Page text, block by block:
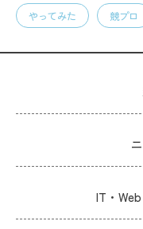
やってみた 競プロ
IT・